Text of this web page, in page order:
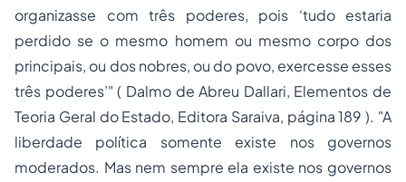
organizasse com três poderes, pois ‘tudo estaria
perdido se o mesmo homem ou mesmo corpo dos
principais, ou dos nobres, ou do povo, exercesse esses
três poderes’"( Dalmo de Abreu Dallari, Elementos de
Teoria Geral do Estado, Editora Saraiva, página 189 ). "A
liberdade política somente existe nos governos
moderados. Mas nem sempre ela existe nos governos